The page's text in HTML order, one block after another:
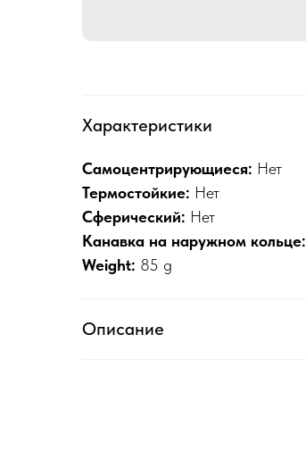
Характеристики
Самоцентрирующиеся: Нет
Термостойкие: Нет
Сферический: Нет
Канавка на наружном кольце:
Weight: 85 g
Описание